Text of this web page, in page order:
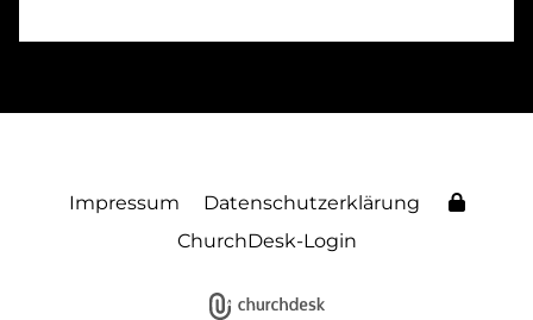
Impressum
Datenschutzerklärung
ChurchDesk-Login